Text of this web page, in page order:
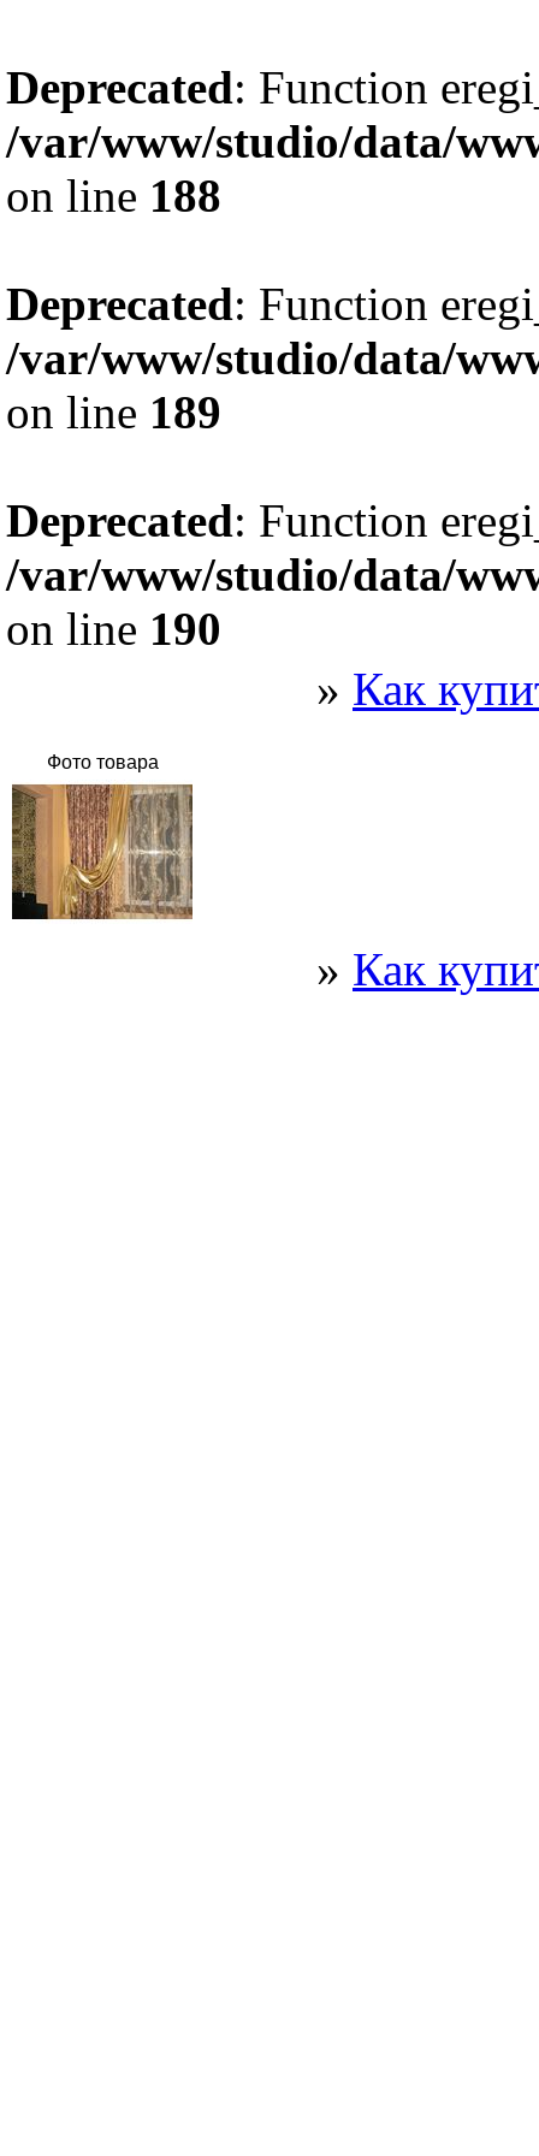
Deprecated: Function
/var/www/studio/data/
on line 188
Deprecated: Function
/var/www/studio/data/
on line 189
Deprecated: Function
/var/www/studio/data/
on line 190
» Как
Фото товара
» Как